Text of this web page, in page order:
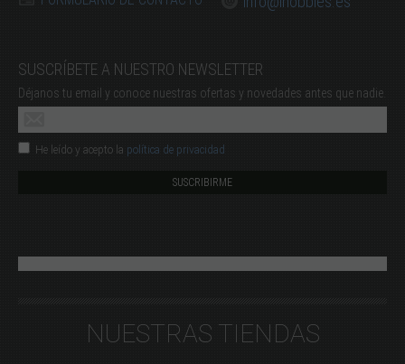
SUSCRÍBETE A NUESTRO NEWSLETTER
Déjanos tu email y conoce nuestras ofertas y novedades antes que nadie.
He leído y acepto la política de privacidad
NUESTRAS TIENDAS